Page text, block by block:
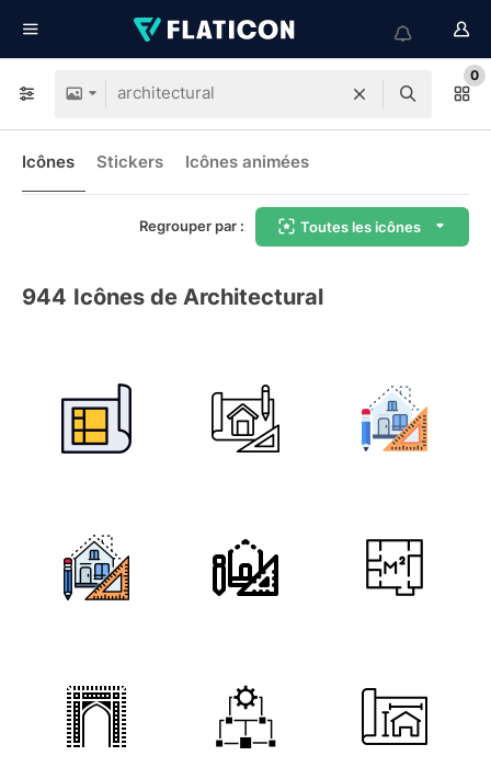
0
Icônes Stickers Icônes animées
Regrouper par : Toutes les icônes
944 Icônes de Architectural